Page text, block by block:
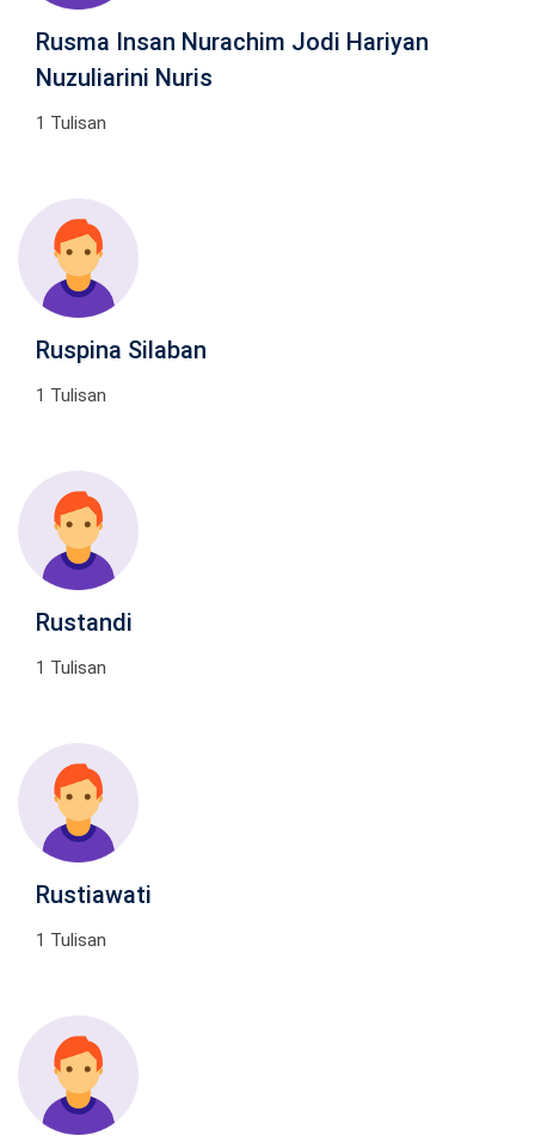
Rusma Insan Nurachim Jodi Hariyan
Nuzuliarini Nuris
1 Tulisan
Ruspina Silaban
1 Tulisan
Rustandi
1 Tulisan
Rustiawati
1 Tulisan